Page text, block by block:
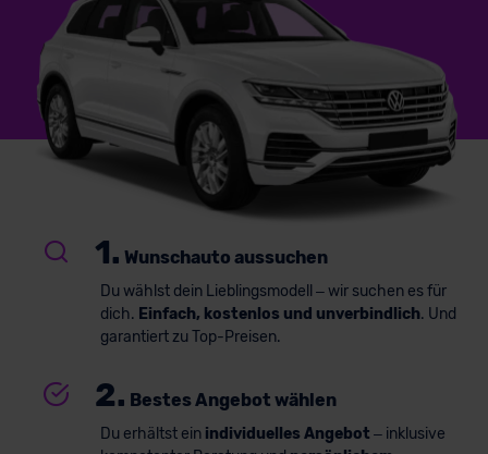
1. Wunschauto aussuchen
Du wählst dein Lieblingsmodell – wir suchen es für
dich. Einfach, kostenlos und unverbindlich. Und
garantiert zu Top-Preisen.
2. Bestes Angebot wählen
Du erhältst ein individuelles Angebot – inklusive